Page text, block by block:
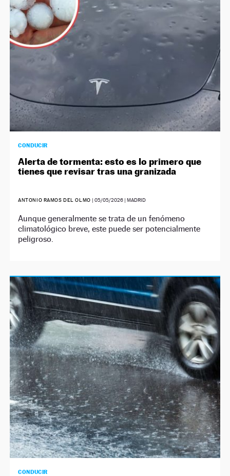
NEWSLETTER
SÍGUENOS
CONDUCIR
Alerta de tormenta: esto es lo primero que
tienes que revisar tras una granizada
ANTONIO RAMOS DEL OLMO | 05/05/2026| MADRID
Aunque generalmente se trata de un fenómeno
climatológico breve, este puede ser potencialmente
peligroso.
CONDUCIR